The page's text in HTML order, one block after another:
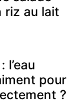
riz au lait
l’eau
pour
?